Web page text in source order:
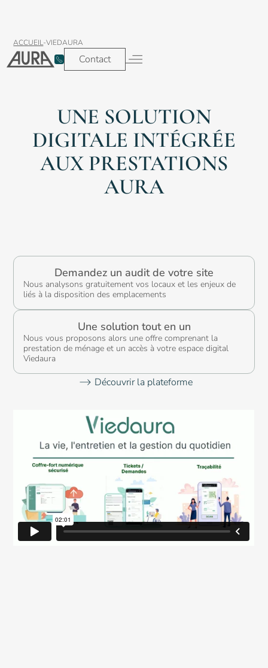
Contact
Nettoyage et
Nettoyage
des vitres
Nettoyage
Tertiaire &
Bureaux
Luxe
Maisons
Immeuble
ACCUEIL-VIEDAURA
UNE SOLUTION
DIGITALE INTÉGRÉE
AUX PRESTATIONS
AURA
Demandez un audit de votre site
Nous analysons gratuitement vos locaux et les enjeux de
liés à la disposition des emplacements
Une solution tout en un
Nous vous proposons alors une offre comprenant la
prestation de ménage et un accès à votre espace digital
Viedaura
Découvrir la plateforme